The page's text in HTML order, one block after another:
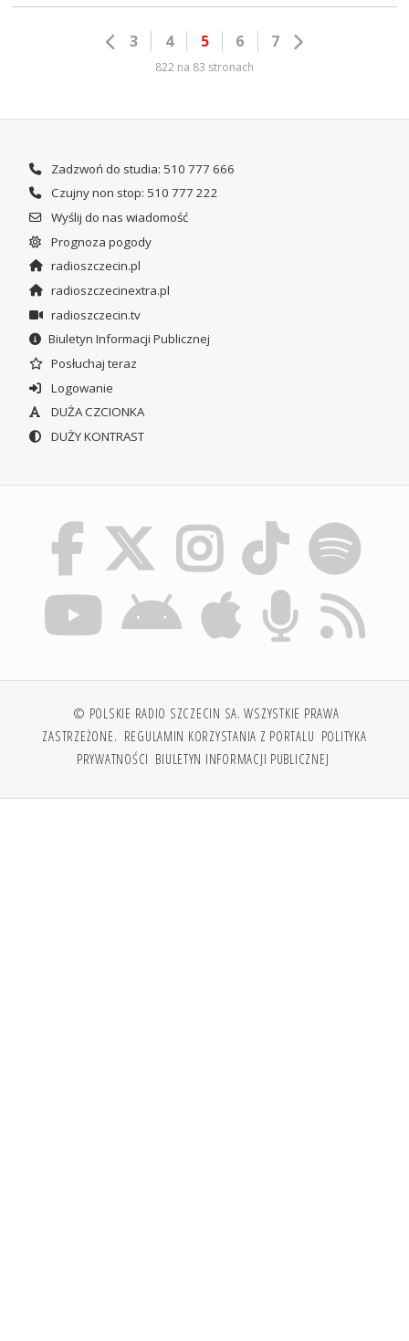
3 4 5 6 7
822 na 83 stronach
Zadzwoń do studia: 510 777 666
Czujny non stop: 510 777 222
Wyślij do nas wiadomość
Prognoza pogody
radioszczecin.pl
radioszczecinextra.pl
radioszczecin.tv
Biuletyn Informacji Publicznej
Posłuchaj teraz
Logowanie
DUŻA CZCIONKA
DUŻY KONTRAST
© POLSKIE RADIO SZCZECIN SA. WSZYSTKIE PRAWA
ZASTRZEŻONE. REGULAMIN KORZYSTANIA Z PORTALU POLITYKA
PRYWATNOŚCI BIULETYN INFORMACJI PUBLICZNEJ